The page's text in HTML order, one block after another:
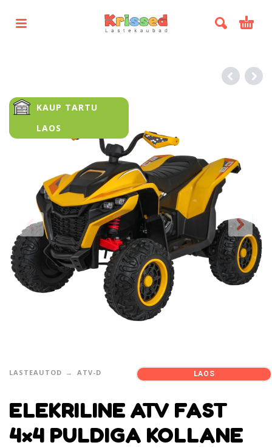
KAUP TARTU
LAOS
LASTEAUTOD ATV-D LAOS
ELEKRILINE ATV FAST
4×4 PULDIGA KOLLANE